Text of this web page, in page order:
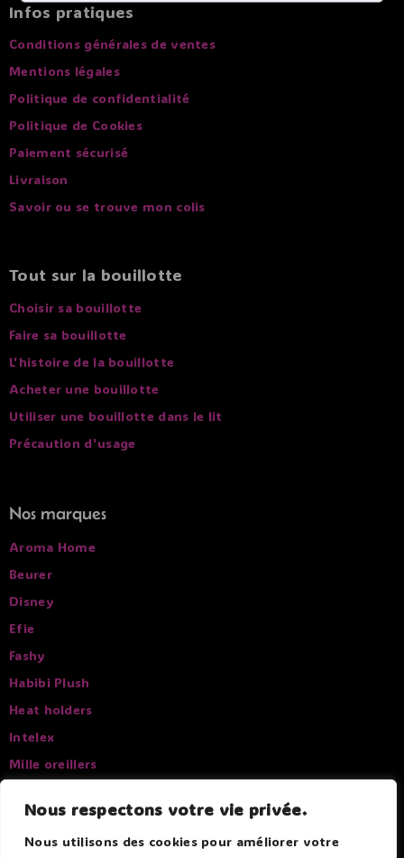
Nous respectons votre vie privée.
Nous utilisons des cookies pour améliorer votre
Infos pratiques
Conditions générales de ventes
Mentions légales
Politique de confidentialité
Politique de Cookies
Paiement sécurisé
Livraison
Savoir ou se trouve mon colis
Tout sur la bouillotte
Choisir sa bouillotte
Faire sa bouillotte
L'histoire de la bouillotte
Acheter une bouillotte
Utiliser une bouillotte dans le lit
Précaution d'usage
Nos marques
Aroma Home
Beurer
Disney
Efie
Fashy
Habibi Plush
Heat holders
Intelex
Mille oreillers
Sissel